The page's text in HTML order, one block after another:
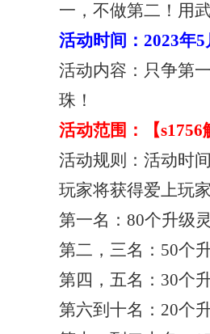
一，不做第二！用
活动时间：2023年
活动内容：只争第
珠！
活动范围：【
活动规则：活动时
玩家将获得爱上玩
第一名：80个升级
第二，三名： 50个
第四，五名： 30个
第六到十名： 20个